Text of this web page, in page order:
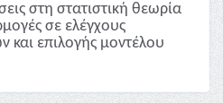
στη στατιστική θεωρία
σε ελέγχους
και επιλογής μοντέλου